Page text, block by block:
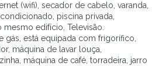
(wifi), secador de cabelo, varanda,
piscina privada,
edifício, Televisão.
gás, está equipada com frigorífico,
máquina de lavar louça,
máquina de café, torradeira, jarro